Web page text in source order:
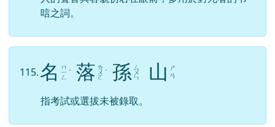
唁之詞。
115.名 ㄇ
ㄧ
ㄥ
ˊ 落 ㄌ
ㄨ
ㄛ
ˋ 孫 ㄙ
ㄨ
ㄣ 山
ㄕ
ㄢ
指考試或選拔未被錄取。